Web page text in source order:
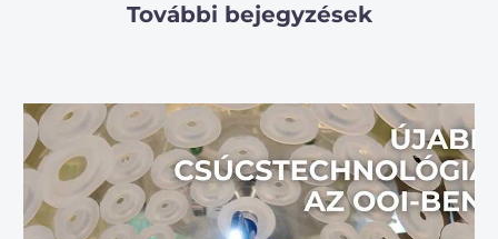
További bejegyzések